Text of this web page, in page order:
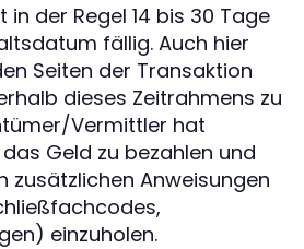
in der Regel 14 bis 30 Tage
fällig. Auch hier
Seiten der Transaktion
dieses Zeitrahmens zu
Vermittler hat
Geld zu bezahlen und
zusätzlichen Anweisungen
einzuholen.